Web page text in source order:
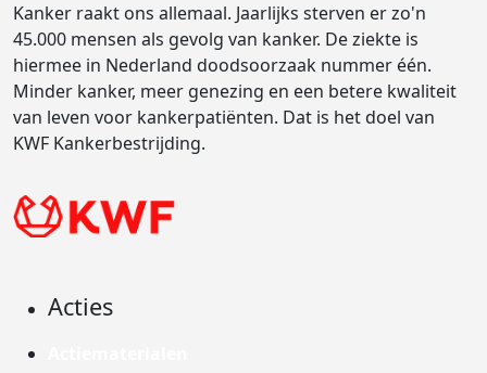
Kanker raakt ons allemaal. Jaarlijks sterven er zo'n
45.000 mensen als gevolg van kanker. De ziekte is
hiermee in Nederland doodsoorzaak nummer één.
Minder kanker, meer genezing en een betere kwaliteit
van leven voor kankerpatiënten. Dat is het doel van
KWF Kankerbestrijding.
Acties